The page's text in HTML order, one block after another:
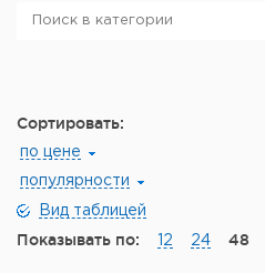
Сортировать:
по цене
популярности
Вид таблицей
Показывать по: 12 24 48